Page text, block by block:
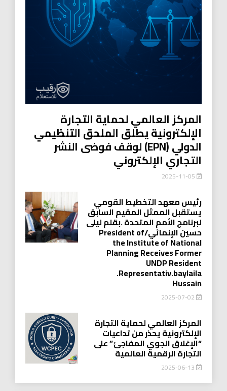
المركز العالمي لحماية التجارة
الإلكترونية يطلق الملحق التنظيمي
الدولي (EPN) لوقف فوضى النشر
التجاري الإلكتروني
رئيس معهد التخطيط القومي
يستقبل الممثل المقيم السابق
لبرنامج الأمم المتحدة .بقلم ليلى
حسين الإنمائي/President of
the Institute of National
Planning Receives Former
UNDP Resident
.Representativ.baylaila
Hussain
2025-07-02
المركز العالمي لحماية التجارة
الإلكترونية يحذر من تداعيات
“الإغلاق الجوي المفاجئ” على
التجارة الرقمية العالمية
2025-06-13